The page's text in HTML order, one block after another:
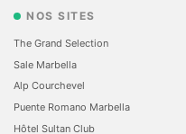
NOS SITES
The Grand Selection
Sale Marbella
Alp Courchevel
Puente Romano Marbella
Hôtel Sultan Club